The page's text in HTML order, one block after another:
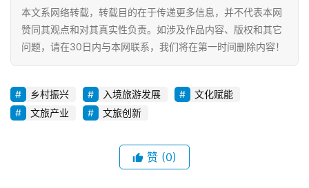
本文系网络转载，转载目的在于传递更多信息，并不代表本网
赞同其观点和对其真实性负责。如涉及作品内容、版权和其它
问题，请在30日内与本网联系，我们将在第一时间删除内容！
乡村振兴 入境旅游发展
文化赋能
文旅产业
文旅创新
赞 (0)